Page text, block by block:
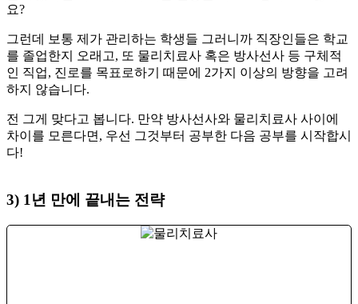
요?
​그런데 보통 제가 관리하는 학생들 그러니까 직장인들은 학교
를 졸업한지 오래고, 또 물리치료사 혹은 방사선사 등 구체적
인 직업, 진로를 목표로하기 때문에 2가지 이상의 방향을 고려
하지 않습니다.
​전 그게 맞다고 봅니다. 만약 방사선사와 물리치료사 사이에
차이를 모른다면, 우선 그것부터 공부한 다음 공부를 시작합시
다!
3) 1년 만에 끝내는 전략